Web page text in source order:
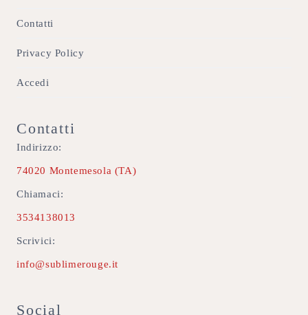
Contatti
Privacy Policy
Accedi
Contatti
Indirizzo:
74020 Montemesola (TA)
Chiamaci:
3534138013
Scrivici:
info@sublimerouge.it
Social